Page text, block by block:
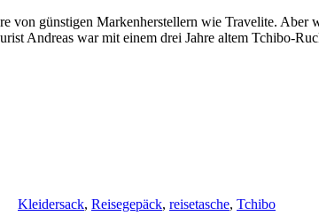
von günstigen Markenherstellern wie Travelite. Aber
Andreas war mit einem drei Jahre altem Tchibo-
Kleidersack, Reisegepäck, reisetasche, Tchibo